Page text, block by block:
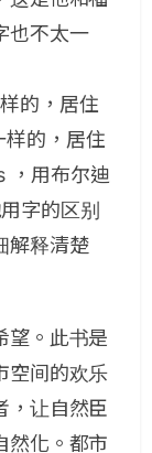
也不太一
的，居住
的，居住
，用布尔迪
字的区别
解释清楚
望。此书是
空间的欢乐
，让自然臣
然化。都市